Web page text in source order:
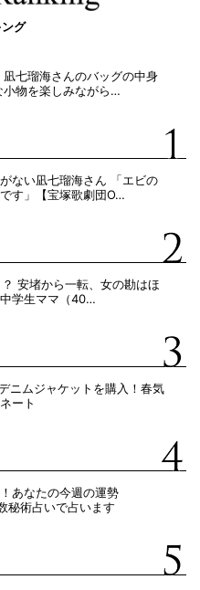
グ
七瑠海さんのバッグの中身
小物を楽しみながら…
ない凪七瑠海さん 「エビの
す」【宝塚歌劇団O…
安堵から一転、女の勘はほ
学生ママ（40…
ニムジャケットを購入！春気
ート
あなたの今週の運勢
秘術占いで占います